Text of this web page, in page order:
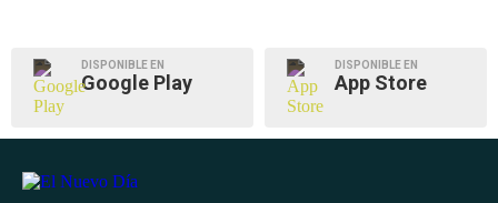
DISPONIBLE EN
Google Play
DISPONIBLE EN
App Store